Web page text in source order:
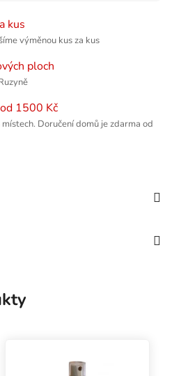
kus
výměnou kus za kus
ploch
1500 Kč
Doručení domů je zdarma od